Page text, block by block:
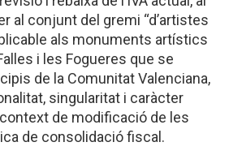
al conjunt del gremi “d’artistes
als monuments artístics
i les Fogueres que se
de la Comunitat Valenciana,
singularitat i caràcter
de modificació de les
de consolidació fiscal.